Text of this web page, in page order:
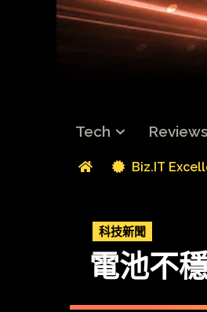
Tech Reviews
Biz.IT
科技新聞
電池不